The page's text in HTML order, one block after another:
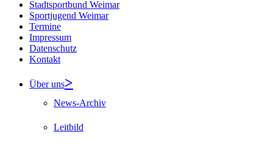
Stadtsportbund Weimar
Sportjugend Weimar
Termine
Impressum
Datenschutz
Kontakt
Über uns
News-Archiv
Leitbild